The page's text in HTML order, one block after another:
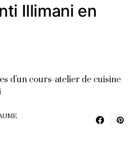
Illimani en
d’un cours-atelier de cuisine